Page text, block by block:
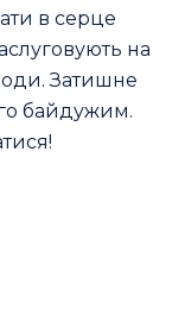
в серце
на
Затишне
байдужим.